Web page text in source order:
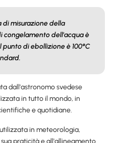
di misurazione della
congelamento dell'acqua è
di ebollizione è 100°C
dall'astronomo svedese
in tutto il mondo, in
e quotidiane.
in meteorologia,
praticità e all'allineamento